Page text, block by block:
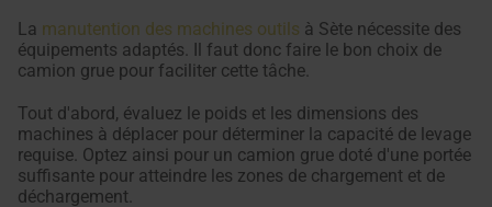
La manutention des machines outils à Sète nécessite des
équipements adaptés. Il faut donc faire le bon choix de
camion grue pour faciliter cette tâche.
Tout d'abord, évaluez le poids et les dimensions des
machines à déplacer pour déterminer la capacité de levage
requise. Optez ainsi pour un camion grue doté d'une portée
suffisante pour atteindre les zones de chargement et de
déchargement.